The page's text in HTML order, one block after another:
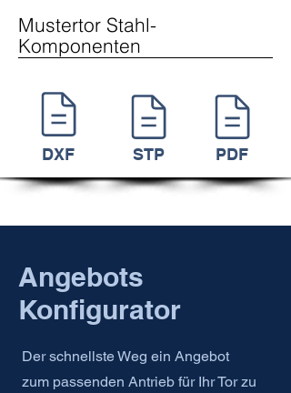
Mustertor Stahl-
Komponenten
DXF STP PDF
Angebots
Konfigurator
Der schnellste Weg ein Angebot
zum passenden Antrieb für Ihr Tor zu